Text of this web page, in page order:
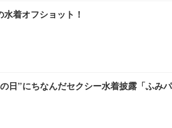
着オフショット！
日”にちなんだセクシー水着披露「ふみ